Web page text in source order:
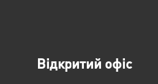
Відкритий офіс